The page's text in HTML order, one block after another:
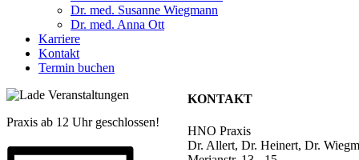
Dr. med. Susanne Wiegmann
Dr. med. Anna Ott
Karriere
Kontakt
Termin buchen
Praxis ab 12 Uhr geschlossen!
KONTAKT
HNO Praxis
Dr. Allert, Dr. Heinert, Dr.